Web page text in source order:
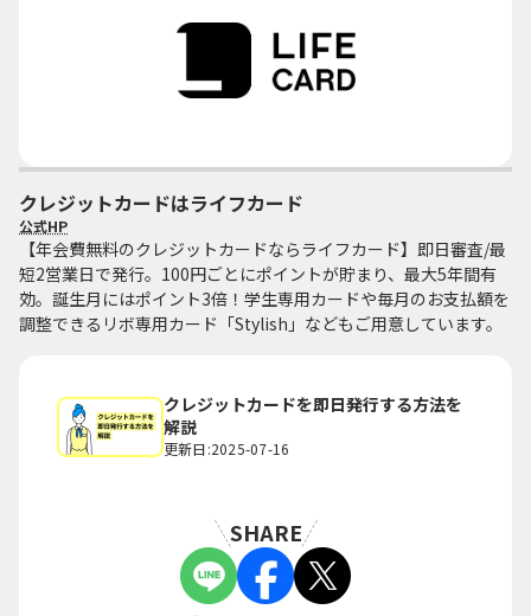
クレジットカードはライフカード
公式HP
【年会費無料のクレジットカードならライフカード】即日審査/最
短2営業日で発行。100円ごとにポイントが貯まり、最大5年間有
効。誕生月にはポイント3倍！学生専用カードや毎月のお支払額を
調整できるリボ専用カード「Stylish」などもご用意しています。
クレジットカードを即日発行する方法を
解説
更新日:2025-07-16
SHARE